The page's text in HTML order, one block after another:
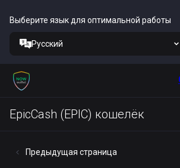
Выберите язык для оптимальной работы
Русский
EpicCash (EPIC) кошелёк
Предыдущая страница